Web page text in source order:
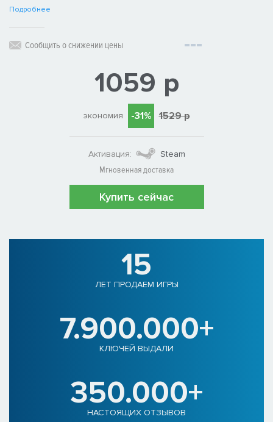
Подробнее
Сообщить о снижении цены
1059 р
экономия -31% 1529 р
Активация:
Steam
Мгновенная доставка
Купить сейчас
15
ЛЕТ ПРОДАЕМ ИГРЫ
7.900.000+
КЛЮЧЕЙ ВЫДАЛИ
350.000+
НАСТОЯЩИХ ОТЗЫВОВ